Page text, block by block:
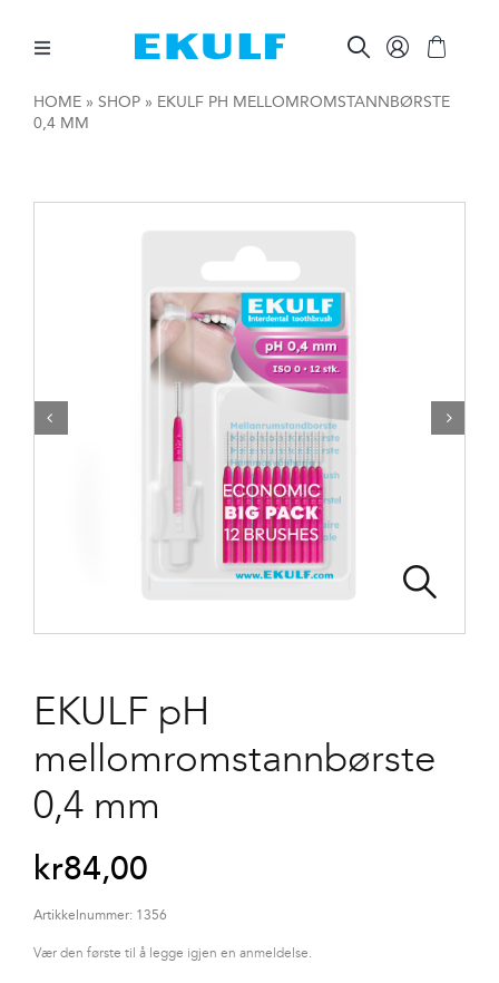
contentToggle
Navigation
MELLOM TENNENE
BØRST TENNENE
ØVRIGE PRODUKTER
FOR BEDRIFTER
HOME» SHOP» EKULF PH MELLOMROMSTANNBØRSTE
0,4 MM
 
EKULF pH
mellomromstannbørste
0,4 mm
kr84,00
Artikkelnummer: 1356
Vær den første til å legge igjen en anmeldelse.